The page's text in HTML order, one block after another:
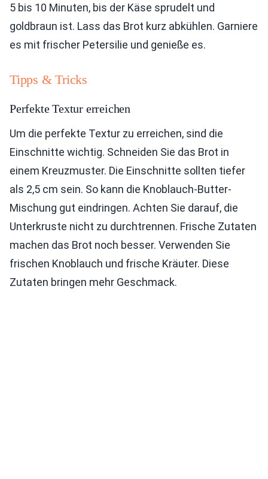
5 bis 10 Minuten, bis der Käse sprudelt und
goldbraun ist. Lass das Brot kurz abkühlen. Garniere
es mit frischer Petersilie und genieße es.
Tipps & Tricks
Perfekte Textur erreichen
Um die perfekte Textur zu erreichen, sind die
Einschnitte wichtig. Schneiden Sie das Brot in
einem Kreuzmuster. Die Einschnitte sollten tiefer
als 2,5 cm sein. So kann die Knoblauch-Butter-
Mischung gut eindringen. Achten Sie darauf, die
Unterkruste nicht zu durchtrennen. Frische Zutaten
machen das Brot noch besser. Verwenden Sie
frischen Knoblauch und frische Kräuter. Diese
Zutaten bringen mehr Geschmack.